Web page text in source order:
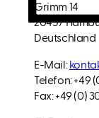
Grimm 14
20457
Deutschland
E-Mail:
Telefon: +49
Fax: +49 (0)